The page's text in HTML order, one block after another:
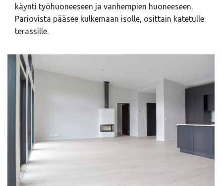
käynti työhuoneeseen ja vanhempien huoneeseen.
Pariovista pääsee kulkemaan isolle, osittain katetulle
terassille.